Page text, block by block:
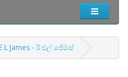
E L James - ඊ එල් ජේම්ස්